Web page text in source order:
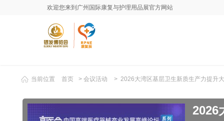
欢迎您来到广州国际康复与护理用品展官方网站
当前位置 首页 > 会议活动 > 2026大湾区基层卫生新质生产力提升
2026